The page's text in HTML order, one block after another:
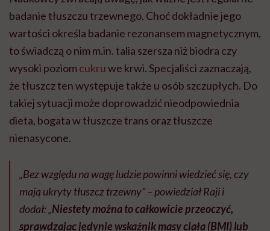
badanie tłuszczu trzewnego. Choć dokładnie jego
wartości określa badanie rezonansem magnetycznym,
to świadczą o nim m.in. talia szersza niż biodra czy
wysoki poziomcukruwe krwi. Specjaliści zaznaczają,
że tłuszcz ten występuje także u osób szczupłych. Do
takiej sytuacji może doprowadzić nieodpowiednia
dieta, bogata w tłuszcze trans oraz tłuszcze
nienasycone.
„Bez względu na wagę ludzie powinni wiedzieć się, czy
mają ukryty tłuszcz trzewny” – powiedział Raji i
dodał: „Niestety można to całkowicie przeoczyć,
sprawdzając jedynie wskaźnik masy ciała (BMI) lub